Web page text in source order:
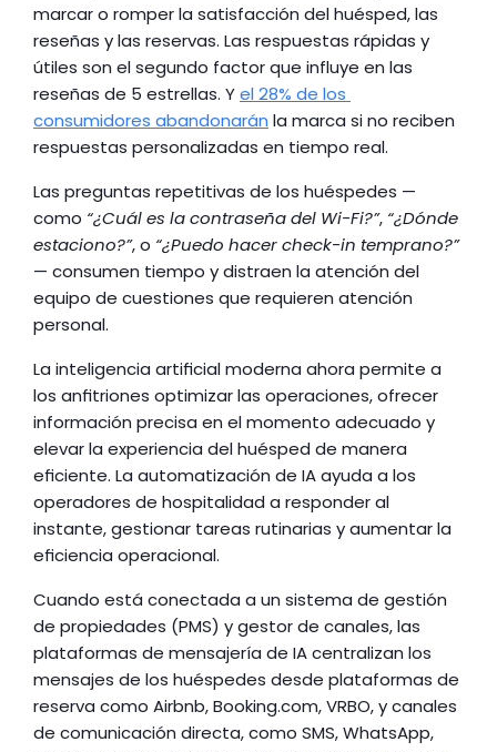
marcar o romper la satisfacción del huésped, las
reseñas y las reservas. Las respuestas rápidas y
útiles son el segundo factor que influye en las
reseñas de 5 estrellas. Y el 28% de los
consumidores abandonarán la marca si no reciben
respuestas personalizadas en tiempo real.
Las preguntas repetitivas de los huéspedes —
como “¿Cuál es la contraseña del Wi-Fi?”, “¿Dónde
estaciono?”, o “¿Puedo hacer check-in temprano?”
— consumen tiempo y distraen la atención del
equipo de cuestiones que requieren atención
personal.
La inteligencia artificial moderna ahora permite a
los anfitriones optimizar las operaciones, ofrecer
información precisa en el momento adecuado y
elevar la experiencia del huésped de manera
eficiente. La automatización de IA ayuda a los
operadores de hospitalidad a responder al
instante, gestionar tareas rutinarias y aumentar la
eficiencia operacional.
Cuando está conectada a un sistema de gestión
de propiedades (PMS) y gestor de canales, las
plataformas de mensajería de IA centralizan los
mensajes de los huéspedes desde plataformas de
reserva como Airbnb, Booking.com, VRBO, y canales
de comunicación directa, como SMS, WhatsApp,